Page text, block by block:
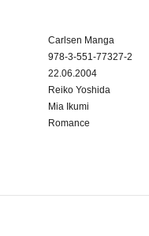
Carlsen Manga
978-3-551-77327-2
22.06.2004
Reiko Yoshida
Mia Ikumi
Romance